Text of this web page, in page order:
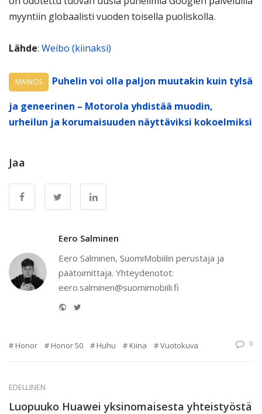
myyntiin globaalisti vuoden toisella puoliskolla.
Lähde: Weibo (kiinaksi)
MAINOS
Puhelin voi olla paljon muutakin kuin tylsä
ja geneerinen – Motorola yhdistää muodin,
urheilun ja korumaisuuden näyttäviksi kokoelmiksi
Jaa
Eero Salminen
Eero Salminen, SuomiMobiilin perustaja ja
päätoimittaja. Yhteydenotot:
eero.salminen@suomimobiili.fi
Website
Honor Honor 50 Huhu Kiina Vuotokuva 0
EDELLINEN
Luopuuko Huawei yksinomaisesta yhteistyöstä